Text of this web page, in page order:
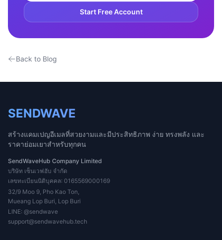
Start Free Account
Back to Blog
SENDWAVE
สร้างแคมเปญอีเมลที่สวยงามและมีประสิทธิภาพ ง่าย ทรงพลัง และ
ราคาย่อมเยาสำหรับทุกคน
SendWaveHub Company Limited
บริษัท เซ็นเวฟฮับ จำกัด
เลขทะเบียนนิติบุคคล: 0165569000169
32/9 Moo 9, Pho Kao Ton,
Mueang Lop Buri, Lop Buri
LINE: @sendwave
support@sendwavehub.tech